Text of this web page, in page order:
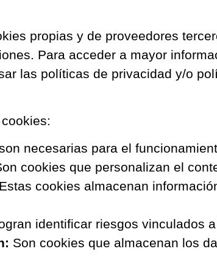
propias y de proveedores
Para acceder a mayor
las políticas de privacidad y/o
necesarias para el
cookies que personalizan el
Estas cookies almacenan
identificar riesgos vinculados
Son cookies que almacenan los